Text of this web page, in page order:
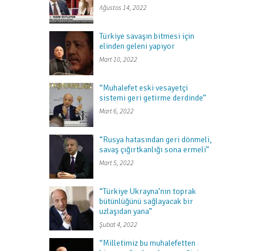
Ağustos 14, 2022
Türkiye savaşın bitmesi için
elinden geleni yapıyor
Mart 10, 2022
“Muhalefet eski vesayetçi
sistemi geri getirme derdinde”
Mart 6, 2022
“Rusya hatasından geri dönmeli,
savaş çığırtkanlığı sona ermeli”
Mart 5, 2022
“Türkiye Ukrayna’nın toprak
bütünlüğünü sağlayacak bir
uzlaşıdan yana”
Şubat 4, 2022
“Milletimiz bu muhalefetten